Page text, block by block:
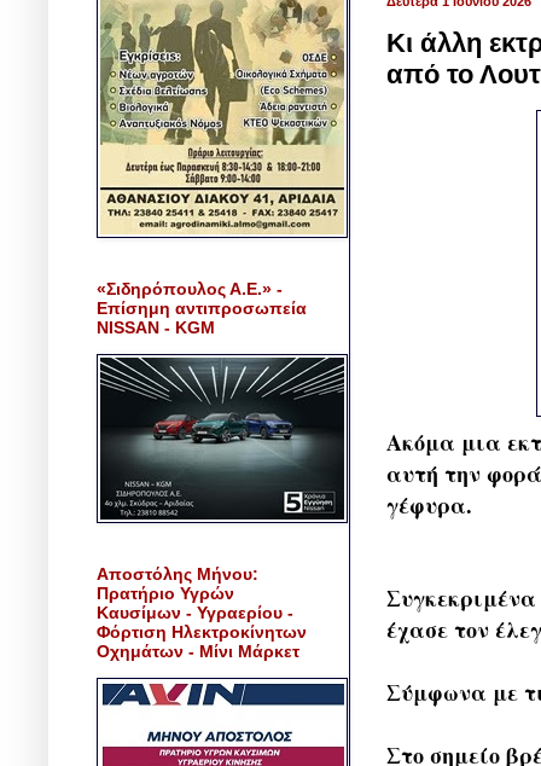
Κι άλλη
από το
Ακόμα μια
αυτή την
γέφυρα.
έχασε τον
Σύμφωνα με
Στο σημείο
«Σιδηρόπουλος Α.Ε.» -
Επίσημη αντιπροσωπεία
NISSAN - KGM
Αποστόλης Μήνου:
Πρατήριο Υγρών
Καυσίμων - Υγραερίου -
Φόρτιση Ηλεκτροκίνητων
Οχημάτων - Μίνι Μάρκετ